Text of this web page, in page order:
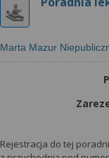
Marta Mazur
Rejestracja do tej